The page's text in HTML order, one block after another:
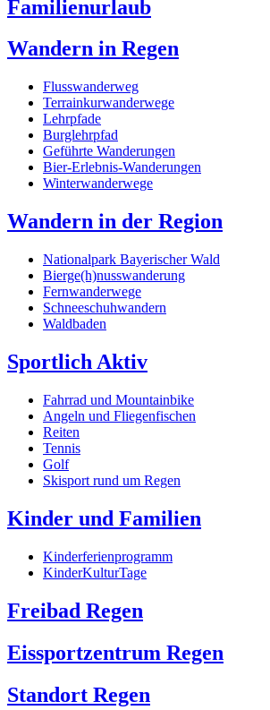
Familienurlaub
Wandern in Regen
Flusswanderweg
Terrainkurwanderwege
Lehrpfade
Burglehrpfad
Geführte Wanderungen
Bier-Erlebnis-Wanderungen
Winterwanderwege
Wandern in der Region
Nationalpark Bayerischer Wald
Bierge(h)nusswanderung
Fernwanderwege
Schneeschuhwandern
Waldbaden
Sportlich Aktiv
Fahrrad und Mountainbike
Angeln und Fliegenfischen
Reiten
Tennis
Golf
Skisport rund um Regen
Kinder und Familien
Kinderferienprogramm
KinderKulturTage
Freibad Regen
Eissportzentrum Regen
Standort Regen